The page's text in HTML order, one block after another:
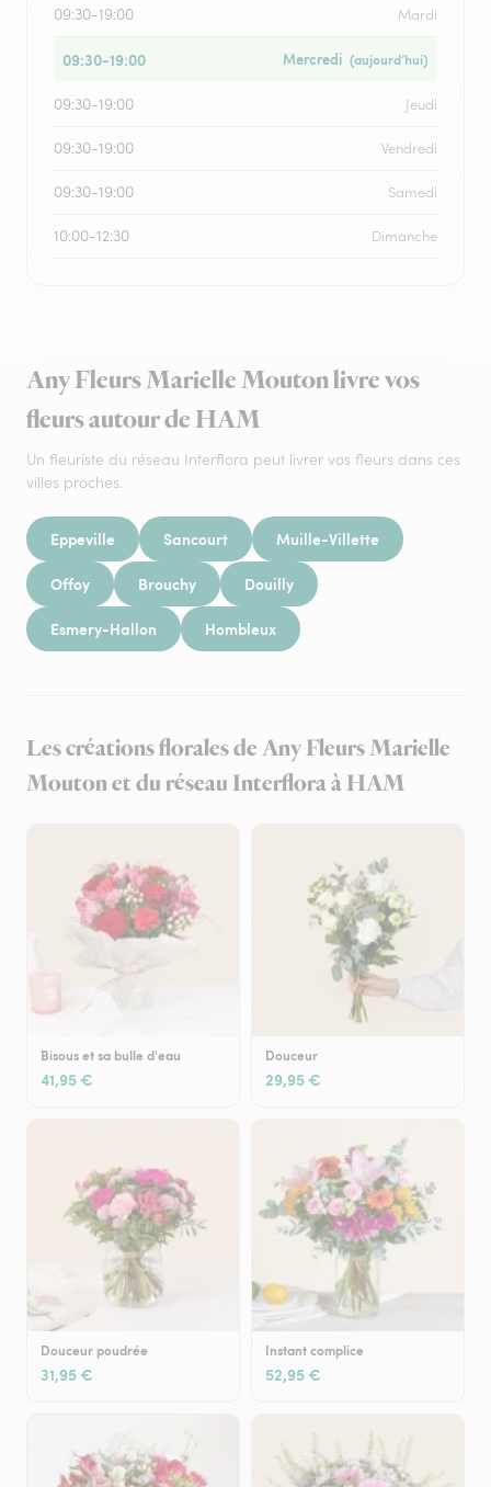
09:30-19:00 Mardi
09:30-19:00 Mercredi (aujourd’hui)
09:30-19:00 Jeudi
09:30-19:00 Vendredi
09:30-19:00 Samedi
10:00-12:30 Dimanche
Any Fleurs Marielle Mouton livre vos
fleurs autour de HAM
Un fleuriste du réseau Interflora peut livrer vos fleurs dans ces
villes proches.
Eppeville Sancourt Muille-Villette
Offoy Brouchy Douilly
Esmery-Hallon Hombleux
Les créations florales de Any Fleurs Marielle
Mouton et du réseau Interflora à HAM
Bisous et sa bulle d'eau
41,95 €
Douceur
29,95 €
Douceur poudrée
31,95 €
Instant complice
52,95 €